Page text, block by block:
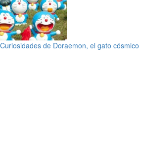
Curiosidades de Doraemon, el gato cósmico